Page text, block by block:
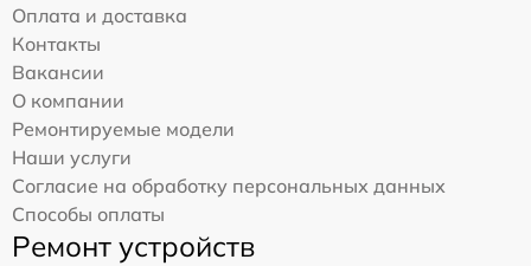
Оплата и доставка
Контакты
Вакансии
О компании
Ремонтируемые модели
Наши услуги
Согласие на обработку персональных данных
Способы оплаты
Ремонт устройств